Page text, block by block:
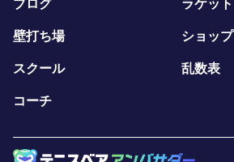
ブログ ラケット
壁打ち場 ショップ
スクール 乱数表
コーチ